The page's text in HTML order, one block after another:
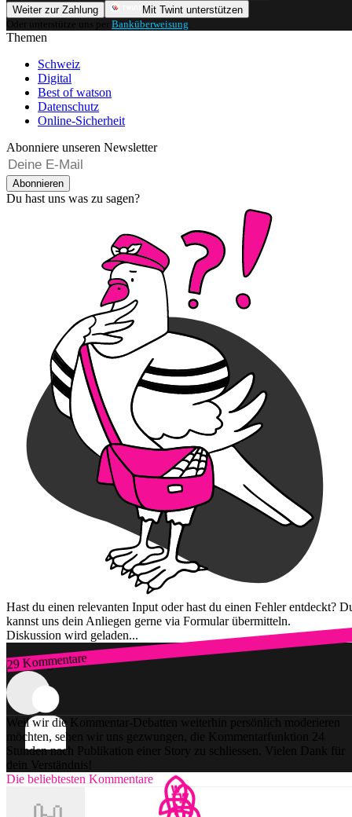
Weiter zur Zahlung
Mit Twint unterstützen
Oder unterstütze uns per Banküberweisung
Themen
Schweiz
Digital
Best of watson
Datenschutz
Online-Sicherheit
Abonniere unseren Newsletter
Abonnieren
Du hast uns was zu sagen?
Hast du einen relevanten Input oder hast du einen Fehler entdeckt?
kannst uns dein Anliegen gerne via Formular übermitteln.
Diskussion wird geladen...
29 Kommentare
Zum Login
Weil wir die Kommentar-Debatten weiterhin persönlich moderieren
möchten, sehen wir uns gezwungen, die Kommentarfunktion 24
Stunden nach Publikation einer Story zu schliessen. Vielen Dank für
dein Verständnis!
Die beliebtesten Kommentare